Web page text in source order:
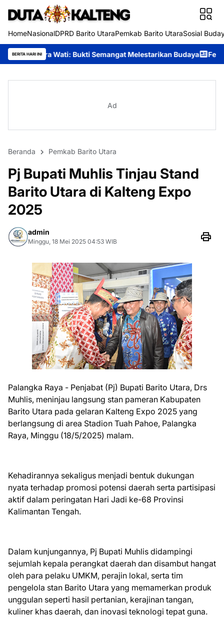
HomeNasionalDPRD Barito UtaraPemkab Barito UtaraSosial
BERITA HARI INI
Bukti Semangat Melestarikan Budaya Festival Budaya Tira
Ad
Beranda Pemkab Barito Utara
Pj Bupati Muhlis Tinjau Stand
Barito Utara di Kalteng Expo
2025
admin
Minggu, 18 Mei 2025 04:53 WIB
Palangka Raya - Penjabat (Pj) Bupati Barito Utara, Drs
Muhlis, meninjau langsung stan pameran Kabupaten
Barito Utara pada gelaran Kalteng Expo 2025 yang
berlangsung di area Stadion Tuah Pahoe, Palangka
Raya, Minggu (18/5/2025) malam.
Kehadirannya sekaligus menjadi bentuk dukungan
nyata terhadap promosi potensi daerah serta partisipasi
aktif dalam peringatan Hari Jadi ke-68 Provinsi
Kalimantan Tengah.
Dalam kunjungannya, Pj Bupati Muhlis didampingi
sejumlah kepala perangkat daerah dan disambut hangat
oleh para pelaku UMKM, perajin lokal, serta tim
pengelola stan Barito Utara yang memamerkan produk
unggulan seperti hasil pertanian, kerajinan tangan,
kuliner khas daerah, dan inovasi teknologi tepat guna.